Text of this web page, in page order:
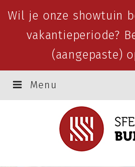
Wil je onze showtuin
vakantieperiode?
(aangepaste)
Menu